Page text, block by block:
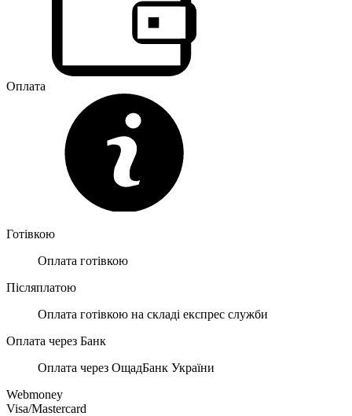
Оплата
Готівкою
Оплата готівкою
Післяплатою
Оплата готівкою на складі експрес служби
Оплата через Банк
Оплата через ОщадБанк України
Webmoney
Visa/Mastercard